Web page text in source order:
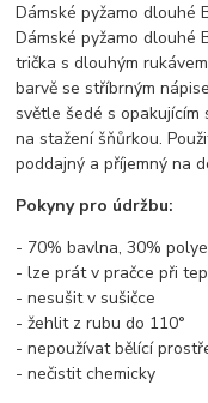
Dámské pyžamo dlouhé
Dámské pyžamo dlouhé
trička s dlouhým
barvě se stříbrným
světle šedé s opakujícím
na stažení šňůrkou.
poddajný a příjemný na
Pokyny pro údržbu:
- 70% bavlna, 30%
- lze prát v pračce při
- nesušit v sušičce
- žehlit z rubu do 110°
- nepoužívat bělící
- nečistit chemicky